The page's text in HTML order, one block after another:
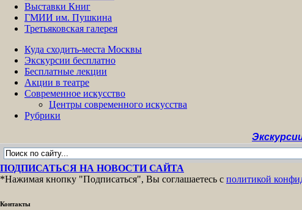
Выставки Книг
ГМИИ им. Пушкина
Третьяковская галерея
Куда сходить-места Москвы
Экскурсии бесплатно
Бесплатные лекции
Акции в театре
Современное искусство
Центры современного искусства
Рубрики
Экскурсии
ПОДПИСАТЬСЯ НА НОВОСТИ САЙТА
*Нажимая кнопку "Подписаться", Вы соглашаетесь с политикой
Контакты